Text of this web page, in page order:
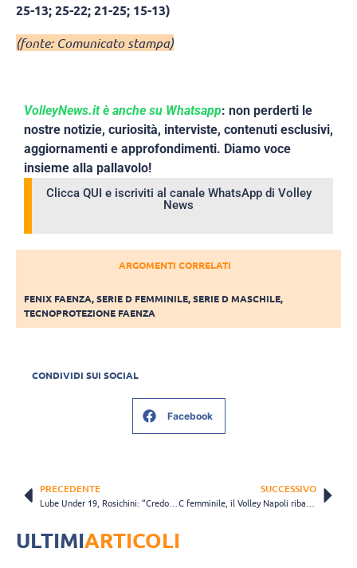
25-13; 25-22; 21-25; 15-13)
(fonte: Comunicato stampa)
VolleyNews.it è anche su Whatsapp: non perderti le
nostre notizie, curiosità, interviste, contenuti esclusivi,
aggiornamenti e approfondimenti. Diamo voce
insieme alla pallavolo!
Clicca QUI e iscriviti al canale WhatsApp di Volley
News
ARGOMENTI CORRELATI
FENIX FAENZA,SERIE D FEMMINILE,SERIE D MASCHILE,
TECNOPROTEZIONE FAENZA
CONDIVIDI SUI SOCIAL
Facebook
PRECEDENTE
Lube Under 19, Rosichini: “Credo nella permanenza in Serie B”
SUCCESSIVO
C femminile, il Volley Napoli ribadisce che “l’obiettivo resta la promozione in B2”
ULTIMIARTICOLI